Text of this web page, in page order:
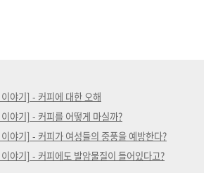
야기] - 커피에 대한 오해
야기] - 커피를 어떻게 마실까?
야기] - 커피가 여성들의 중풍을 예방한다?
야기] - 커피에도 발암물질이 들어있다고?